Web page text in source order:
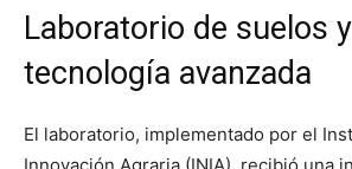
Laboratorio de suelos
tecnología avanzada
El laboratorio, implementado por el